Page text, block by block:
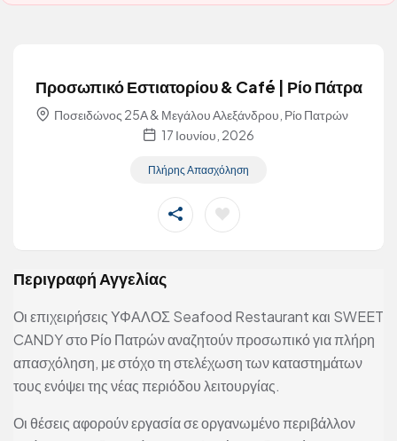
Προσωπικό Εστιατορίου & Café | Ρίο Πάτρα
Ποσειδώνος 25Α & Μεγάλου Αλεξάνδρου, Ρίο Πατρών
17 Ιουνίου, 2026
Πλήρης Απασχόληση
Περιγραφή Αγγελίας
Οι επιχειρήσεις ΥΦΑΛΟΣ Seafood Restaurant και SWEET
CANDY στο Ρίο Πατρών αναζητούν προσωπικό για πλήρη
απασχόληση, με στόχο τη στελέχωση των καταστημάτων
τους ενόψει της νέας περιόδου λειτουργίας.
Οι θέσεις αφορούν εργασία σε οργανωμένο περιβάλλον